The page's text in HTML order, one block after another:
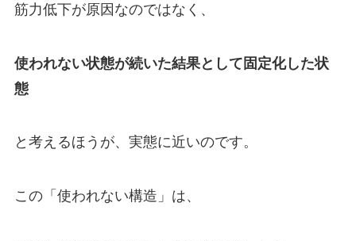
筋力低下が原因なのではなく、
使われない状態が続いた結果として固定化した状
態
と考えるほうが、実態に近いのです。
この「使われない構造」は、